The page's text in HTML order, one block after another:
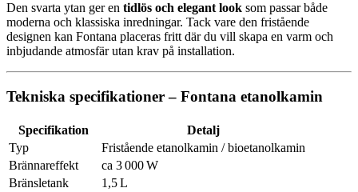
Den svarta ytan ger en tidlös och elegant look som passar både
moderna och klassiska inredningar. Tack vare den fristående
designen kan Fontana placeras fritt där du vill skapa en varm och
inbjudande atmosfär utan krav på installation.
Tekniska specifikationer – Fontana etanolkamin
Specifikation
Detalj
Typ
Fristående etanolkamin / bioetanolkamin
Brännareffekt
ca 3 000 W
Bränsletank
1,5 L